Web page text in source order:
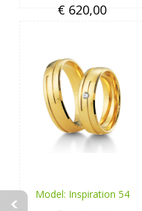
€ 620,00
Model: Inspiration 54